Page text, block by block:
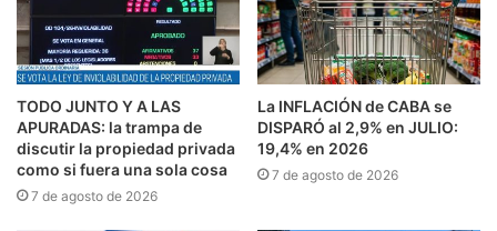
TODO JUNTO Y A LAS
APURADAS: la trampa de
discutir la propiedad privada
como si fuera una sola cosa
7 de agosto de 2026
La INFLACIÓN de CABA se
DISPARÓ al 2,9% en JULIO:
19,4% en 2026
7 de agosto de 2026